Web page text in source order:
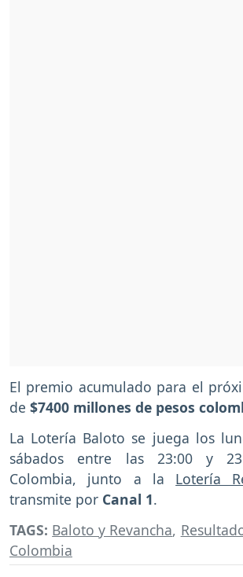
El premio acumulado para el
de $7400 millones de pesos
La Lotería Baloto se juega los
sábados entre las 23:00 y
Colombia, junto a la Lotería
transmite por Canal 1.
TAGS: Baloto y Revancha,
Colombia